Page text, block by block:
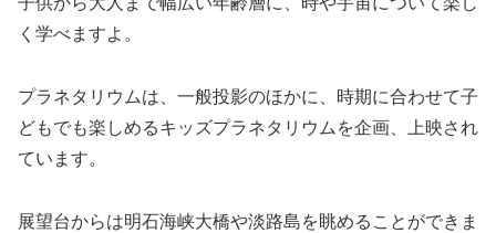
く学べますよ。
プラネタリウムは、一般投影のほかに、時期に合わせて子
どもでも楽しめるキッズプラネタリウムを企画、上映され
ています。
展望台からは明石海峡大橋や淡路島を眺めることができま